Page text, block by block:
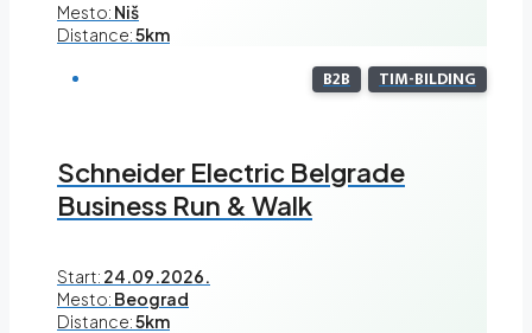
Mesto: Niš
Distance:5km
B2B TIM-BILDING
Schneider Electric Belgrade
Business Run & Walk
Start: 24.09.2026.
Mesto: Beograd
Distance:5km